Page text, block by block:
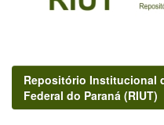
Repositório Institucional
Federal do Paraná (RIUT)